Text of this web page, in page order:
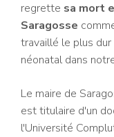
regrette sa mort
Saragosse
travaillé le plus
néonatal dans
Le maire de
est titulaire d'un
l'Université